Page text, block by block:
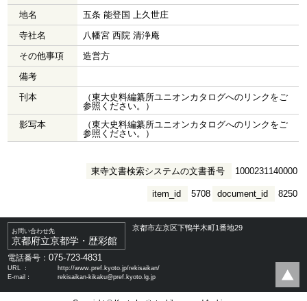
地名
五条 能登国 上久世庄
寺社名
八幡宮 西院 清浄庵
その他事項
造営方
備考
刊本
（東大史料編纂所ユニオンカタログへのリンクをご
参照ください。）
影写本
（東大史料編纂所ユニオンカタログへのリンクをご
参照ください。）
東寺文書検索システムの文書番号 1000231140000
document_id 8250
item_id 5708
お問い合わせ先
京都府立京都学・歴彩館
京都市左京区下鴨半木町1番地29
電話番号：075-723-4831
URL ：
http://www.pref.kyoto.jp/rekisaikan/
E-mail：
rekisaikan-kikaku@pref.kyoto.lg.jp